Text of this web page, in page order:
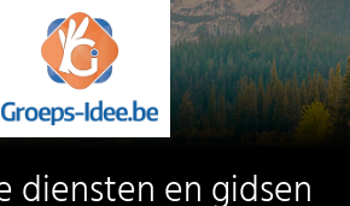
diensten en gidsen